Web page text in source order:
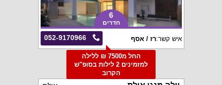
6
חדרים
052-9170966 איש קשר:רז / אסף
החל מ7500 ₪ ללילה
למזמינים 2 לילות בסופ"ש
הקרוב